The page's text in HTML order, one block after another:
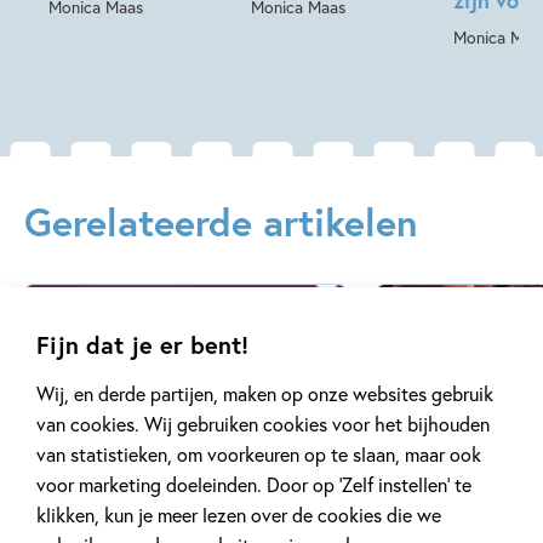
Fijn dat je er bent!
Wij, en derde partijen, maken op onze websites gebruik
van cookies. Wij gebruiken cookies voor het bijhouden
van statistieken, om voorkeuren op te slaan, maar ook
voor marketing doeleinden. Door op ‘Zelf instellen’ te
klikken, kun je meer lezen over de cookies die we
Monica Maas Monica Maas
Monica
Gerelateerde artikelen
8 JANUARI 2026
Poëzieweek 2026
20 JANUARI 2025
Top 10
kinderen